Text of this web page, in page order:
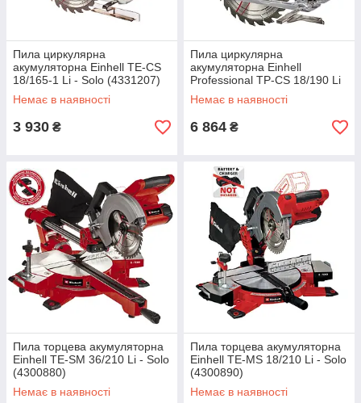
Пила циркулярна
акумуляторна Einhell TE-CS
18/165-1 Li - Solo (4331207)
Немає в наявності
3 930 ₴
Пила циркулярна
акумуляторна Einhell
Professional TP-CS 18/190 Li
BL - Solo (4331210)
Немає в наявності
6 864 ₴
Пила торцева акумуляторна
Einhell TE-SM 36/210 Li - Solo
(4300880)
Немає в наявності
Пила торцева акумуляторна
Einhell TE-MS 18/210 Li - Solo
(4300890)
Немає в наявності